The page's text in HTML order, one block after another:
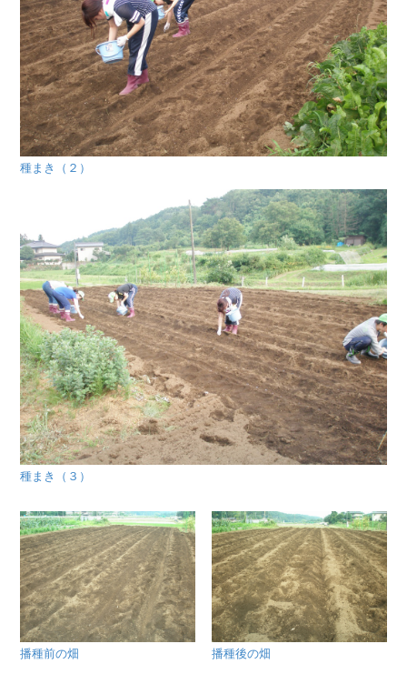
種まき（２）
種まき（３）
播種前の畑 播種後の畑